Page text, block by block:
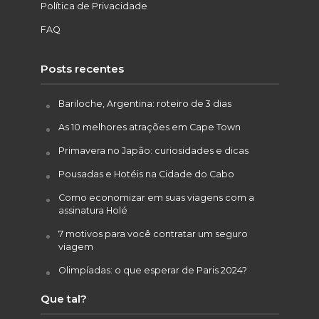
Política de Privacidade
FAQ
Posts recentes
Bariloche, Argentina: roteiro de 3 dias
As 10 melhores atrações em Cape Town
Primavera no Japão: curiosidades e dicas
Pousadas e Hotéis na Cidade do Cabo
Como economizar em suas viagens com a
assinatura Holé
7 motivos para você contratar um seguro
viagem
Olimpíadas: o que esperar de Paris 2024?
Que tal?